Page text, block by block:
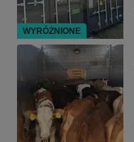
WYRÓŻNIONE